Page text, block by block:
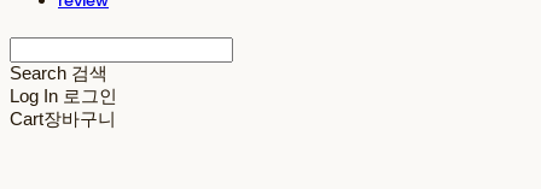
Search 검색
Log In 로그인
Cart장바구니